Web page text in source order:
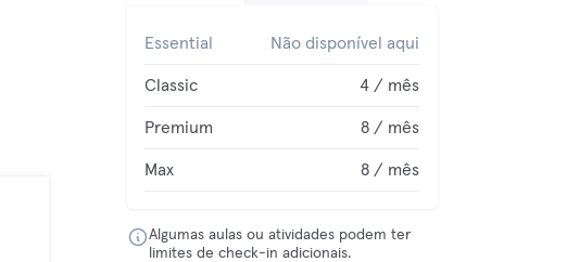
Essential Não disponível aqui
Classic 4 / mês
Premium 8 / mês
Max 8 / mês
Algumas aulas ou atividades podem ter
limites de check-in adicionais.